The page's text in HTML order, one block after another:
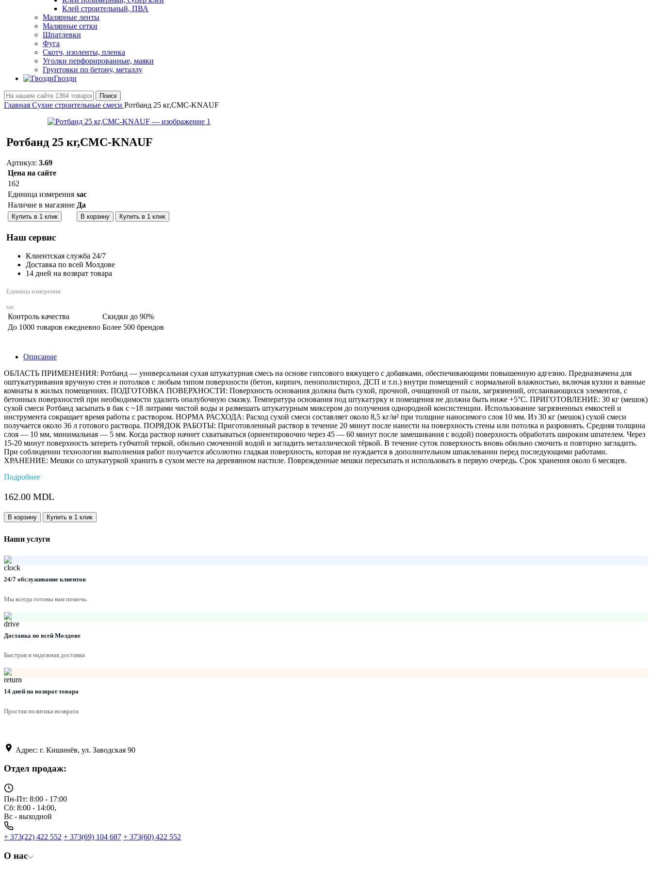
Клей строительный, ПВА
Малярные ленты
Малярные сетки
Шпатлевки
Фуга
Скотч, изоленты, пленка
Уголки перфорированные, маяки
Грунтовки по бетону, металлу
Гвозди
Поиск
Главная Сухие строительные смеси Ротбанд 25 кг,CMC-KNAUF
Ротбанд 25 кг,CMC-KNAUF
Артикул: 3.69
Цена на сайте
162
Единица измерения sac
Наличие в магазине Да
Купить в 1 клик В корзину Купить в 1 клик
Наш сервис
Клиентская служба 24/7
Доставка по всей Молдове
14 дней на возврат товара
Единица измерения:
sac
Контроль качества
Скидки до 90%
До 1000 товаров ежедневно Более 500 брендов
Описание
ОБЛАСТЬ ПРИМЕНЕНИЯ: Ротбанд — универсальная сухая штукатурная смесь на основе гипсового вяжущего с добавками, обеспечивающими повышенную адгезию. Предназначена для
оштукатуривания вручную стен и потолков с любым типом поверхности (бетон, кирпич, пенополистирол, ДСП и т.п.) внутри помещений с нормальной влажностью, включая кухни и ванные
комнаты в жилых помещениях. ПОДГОТОВКА ПОВЕРХНОСТИ: Поверхность основания должна быть сухой, прочной, очищенной от пыли, загрязнений, отслаивающихся элементов, с
бетонных поверхностей при необходимости удалить опалубочную смазку. Температура основания под штукатурку и помещения не должна быть ниже +5°С. ПРИГОТОВЛЕНИЕ: 30 кг (мешок)
сухой смеси Ротбанд засыпать в бак с ~18 литрами чистой воды и размешать штукатурным миксером до получения однородной консистенции. Использование загрязненных емкостей и
инструмента сокращает время работы с раствором. НОРМА РАСХОДА: Расход сухой смеси составляет около 8,5 кг/м² при толщине наносимого слоя 10 мм. Из 30 кг (мешок) сухой смеси
получается около 36 л готового раствора. ПОРЯДОК РАБОТЫ: Приготовленный раствор в течение 20 минут после нанести на поверхность стены или потолка и разровнять. Средняя толщина
слоя — 10 мм, минимальная — 5 мм. Когда раствор начнет схватываться (ориентировочно через 45 — 60 минут после замешивания с водой) поверхность обработать широким шпателем. Через
15-20 минут поверхность затереть губчатой теркой, обильно смоченной водой и загладить металлической тёркой. В течение суток поверхность вновь обильно смочить и повторно загладить.
При соблюдении технологии выполнения работ получается абсолютно гладкая поверхность, которая не нуждается в дополнительном шпаклевании перед последующими работами.
ХРАНЕНИЕ: Мешки со штукатуркой хранить в сухом месте на деревянном настиле. Поврежденные мешки пересыпать и использовать в первую очередь. Срок хранения около 6 месяцев.
Подробнее
162.00 MDL
В корзину Купить в 1 клик
Наши услуги
24/7 обслуживание клиентов
Мы всегда готовы вам помочь.
Доставка по всей Молдове
Быстрая и надежная доставка
14 дней на возврат товара
Простая политика возврата
Адрес: г. Кишинёв, ул. Заводская 90
Отдел продаж:
Пн-Пт: 8:00 - 17:00
Сб: 8:00 - 14:00,
Вс - выходной
+ 373(22) 422 552 + 373(69) 104 687 + 373(60) 422 552
О нас